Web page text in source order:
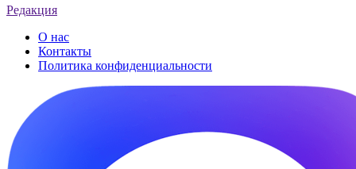
Редакция
О нас
Контакты
Политика конфиденциальности